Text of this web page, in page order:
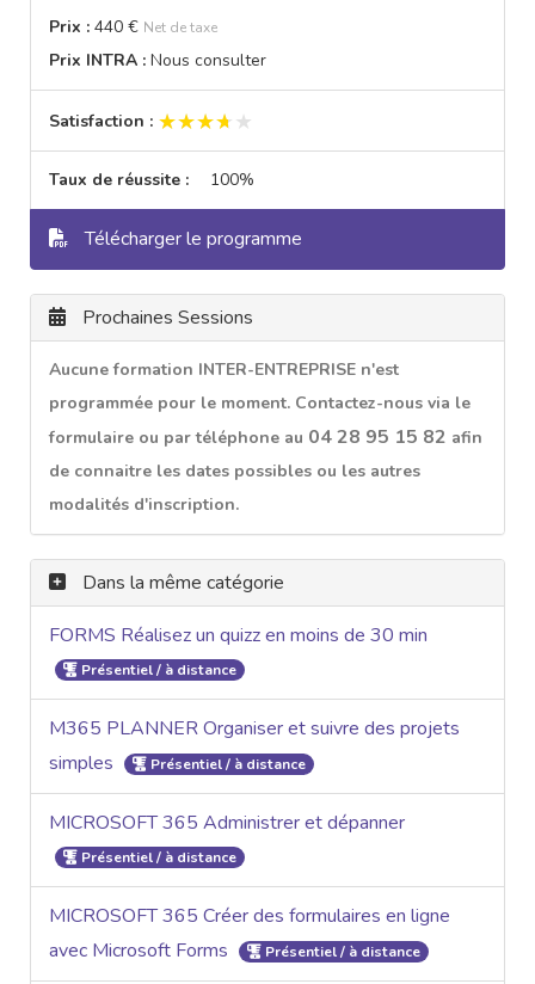
Prix : 440 € Net de taxe
Prix INTRA : Nous consulter
Satisfaction : ★★★★★
★★★★★
Taux de réussite : 100%
Télécharger le programme
Prochaines Sessions
Aucune formation INTER-ENTREPRISE n'est
programmée pour le moment. Contactez-nous via le
formulaire ou par téléphone au 04 28 95 15 82 afin
de connaitre les dates possibles ou les autres
modalités d'inscription.
Dans la même catégorie
FORMS Réalisez un quizz en moins de 30 min
Présentiel / à distance
M365 PLANNER Organiser et suivre des projets
simples
Présentiel / à distance
MICROSOFT 365 Administrer et dépanner
Présentiel / à distance
MICROSOFT 365 Créer des formulaires en ligne
avec Microsoft Forms
Présentiel / à distance